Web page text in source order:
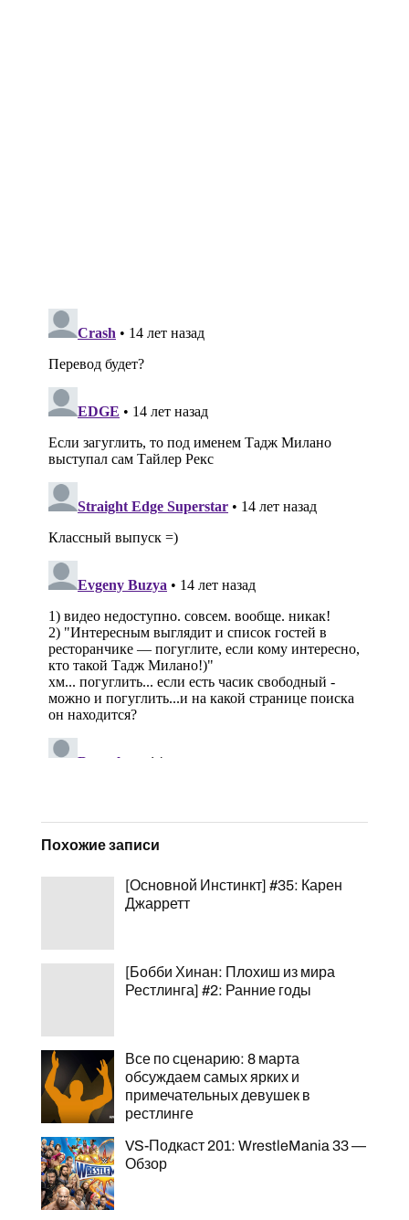
Похожие записи
[Основной Инстинкт] #35: Карен
Джарретт
[Бобби Хинан: Плохиш из мира
Рестлинга] #2: Ранние годы
Все по сценарию: 8 марта
обсуждаем самых ярких и
примечательных девушек в
рестлинге
VS-Подкаст 201: WrestleMania 33 —
Обзор